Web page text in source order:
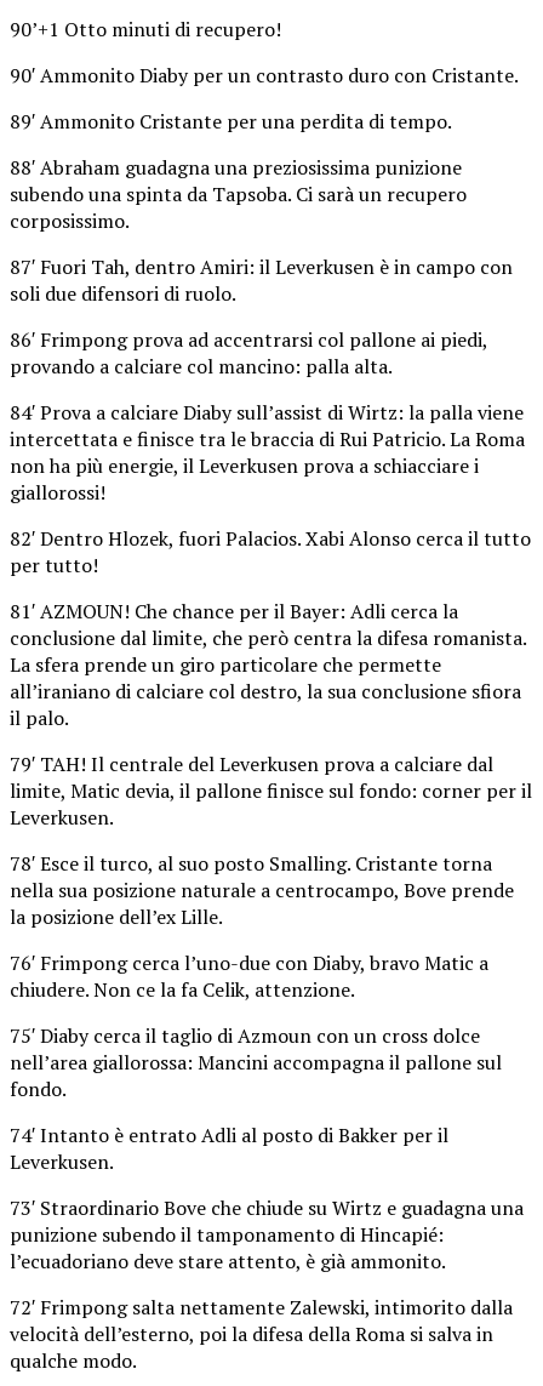
90’+1 Otto minuti di recupero!
90′ Ammonito Diaby per un contrasto duro con Cristante.
89′ Ammonito Cristante per una perdita di tempo.
88′ Abraham guadagna una preziosissima punizione
subendo una spinta da Tapsoba. Ci sarà un recupero
corposissimo.
87′ Fuori Tah, dentro Amiri: il Leverkusen è in campo con
soli due difensori di ruolo.
86′ Frimpong prova ad accentrarsi col pallone ai piedi,
provando a calciare col mancino: palla alta.
84′ Prova a calciare Diaby sull’assist di Wirtz: la palla viene
intercettata e finisce tra le braccia di Rui Patricio. La Roma
non ha più energie, il Leverkusen prova a schiacciare i
giallorossi!
82′ Dentro Hlozek, fuori Palacios. Xabi Alonso cerca il tutto
per tutto!
81′ AZMOUN! Che chance per il Bayer: Adli cerca la
conclusione dal limite, che però centra la difesa romanista.
La sfera prende un giro particolare che permette
all’iraniano di calciare col destro, la sua conclusione sfiora
il palo.
79′ TAH! Il centrale del Leverkusen prova a calciare dal
limite, Matic devia, il pallone finisce sul fondo: corner per il
Leverkusen.
78′ Esce il turco, al suo posto Smalling. Cristante torna
nella sua posizione naturale a centrocampo, Bove prende
la posizione dell’ex Lille.
76′ Frimpong cerca l’uno-due con Diaby, bravo Matic a
chiudere. Non ce la fa Celik, attenzione.
75′ Diaby cerca il taglio di Azmoun con un cross dolce
nell’area giallorossa: Mancini accompagna il pallone sul
fondo.
74′ Intanto è entrato Adli al posto di Bakker per il
Leverkusen.
73′ Straordinario Bove che chiude su Wirtz e guadagna una
punizione subendo il tamponamento di Hincapié:
l’ecuadoriano deve stare attento, è già ammonito.
72′ Frimpong salta nettamente Zalewski, intimorito dalla
velocità dell’esterno, poi la difesa della Roma si salva in
qualche modo.